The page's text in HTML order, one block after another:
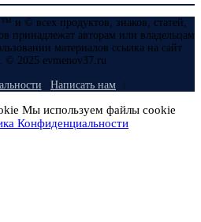
© всех продуктов, знаков, статей,
принадлежат авторам или владельцам
материалов ссылка на сайт
© 2025 evmenov37.ru
Написать нам
Мы используем файлы cookie
Конфиденциальности